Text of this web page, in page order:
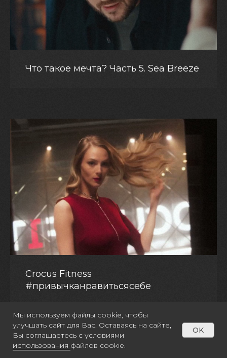
Оставаясь на сайте, вы соглашаетесь на
использование файлов cookie и на
обработкуперсональных данных
OK
Мы используем файлы cookie, чтобы
улучшать сайт для Вас. Оставаясь на сайте,
Вы соглашаетесь с условиями
использования файлов cookie.
OK
Что такое мечта? Часть 5. Sea Breeze
Crocus Fitness
#привычканравитьсясебе